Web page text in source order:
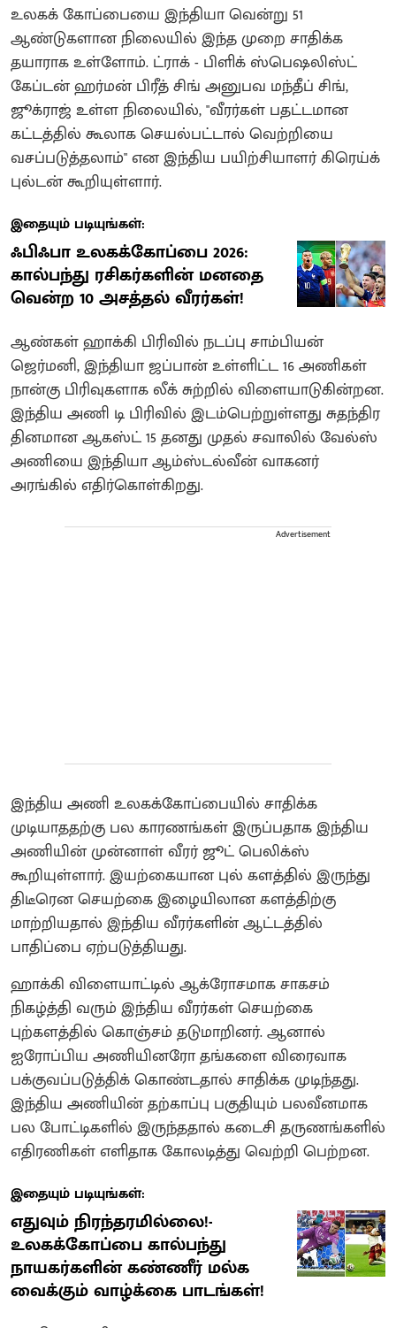
உலகக் கோப்பையை இந்தியா வென்று 51
ஆண்டுகளான நிலையில் இந்த முறை சாதிக்க
தயாராக உள்ளோம். ட்ராக் - பிளிக் ஸ்பெஷலிஸ்ட்
கேப்டன் ஹர்மன் பிரீத் சிங் அனுபவ மந்தீப் சிங்,
ஜூக்ராஜ் உள்ள நிலையில், "வீரர்கள் பதட்டமான
கட்டத்தில் கூலாக செயல்பட்டால் வெற்றியை
வசப்படுத்தலாம்" என இந்திய பயிற்சியாளர் கிரெய்க்
புல்டன் கூறியுள்ளார்.
இதையும் படியுங்கள்:
ஃபிஃபா உலகக்கோப்பை 2026:
கால்பந்து ரசிகர்களின் மனதை
வென்ற 10 அசத்தல் வீரர்கள்!
ஆண்கள் ஹாக்கி பிரிவில் நடப்பு சாம்பியன்
ஜெர்மனி, இந்தியா ஜப்பான் உள்ளிட்ட 16 அணிகள்
நான்கு பிரிவுகளாக லீக் சுற்றில் விளையாடுகின்றன.
இந்திய அணி டி பிரிவில் இடம்பெற்றுள்ளது சுதந்திர
தினமான ஆகஸ்ட் 15 தனது முதல் சவாலில் வேல்ஸ்
அணியை இந்தியா ஆம்ஸ்டல்வீன் வாகனர்
அரங்கில் எதிர்கொள்கிறது.
Advertisement
இந்திய அணி உலகக்கோப்பையில் சாதிக்க
முடியாததற்கு பல காரணங்கள் இருப்பதாக இந்திய
அணியின் முன்னாள் வீரர் ஜூட் பெலிக்ஸ்
கூறியுள்ளார். இயற்கையான புல் களத்தில் இருந்து
திடீரென செயற்கை இழையிலான களத்திற்கு
மாற்றியதால் இந்திய வீரர்களின் ஆட்டத்தில்
பாதிப்பை ஏற்படுத்தியது.
ஹாக்கி விளையாட்டில் ஆக்ரோசமாக சாகசம்
நிகழ்த்தி வரும் இந்திய வீரர்கள் செயற்கை
புற்களத்தில் கொஞ்சம் தடுமாறினர். ஆனால்
ஐரோப்பிய அணியினரோ தங்களை விரைவாக
பக்குவப்படுத்திக் கொண்டதால் சாதிக்க முடிந்தது.
இந்திய அணியின் தற்காப்பு பகுதியும் பலவீனமாக
பல போட்டிகளில் இருந்ததால் கடைசி தருணங்களில்
எதிரணிகள் எளிதாக கோலடித்து வெற்றி பெற்றன.
இதையும் படியுங்கள்:
எதுவும் நிரந்தரமில்லை!-
உலகக்கோப்பை கால்பந்து
நாயகர்களின் கண்ணீர் மல்க
வைக்கும் வாழ்க்கை பாடங்கள்!